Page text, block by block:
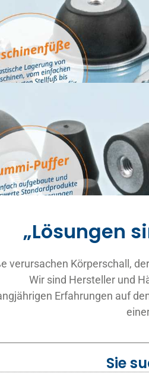
„Lösungen
verursachen Körperschall,
Wir sind Hersteller und
Erfahrungen auf
Sie